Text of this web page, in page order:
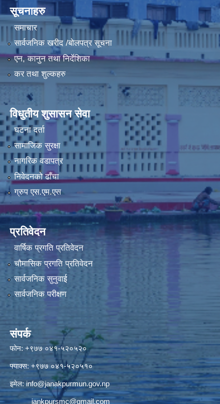
सूचनाहरु
समाचार
सार्वजनिक खरीद /बोलपत्र सूचना
एन, कानुन तथा निर्देशिका
कर तथा शुल्कहरु
विधुतीय शुसासन सेवा
घटना दर्ता
सामाजिक सुरक्षा
नागरिक वडापत्र
निवेदनको ढाँचा
ग्रुप एस.एम.एस
प्रतिवेदन
वार्षिक प्रगति प्रतिवेदन
चौमासिक प्रगति प्रतिवेदन
सार्वजनिक सुनुवाई
सार्वजनिक परीक्षण
संपर्क
फोन: +९७७ ०४१-५२०५२०
फ्याक्स: +९७७ ०४१-५२०५१०
इमेल:info@janakpurmun.gov.np
jankpursmc@gmail.com